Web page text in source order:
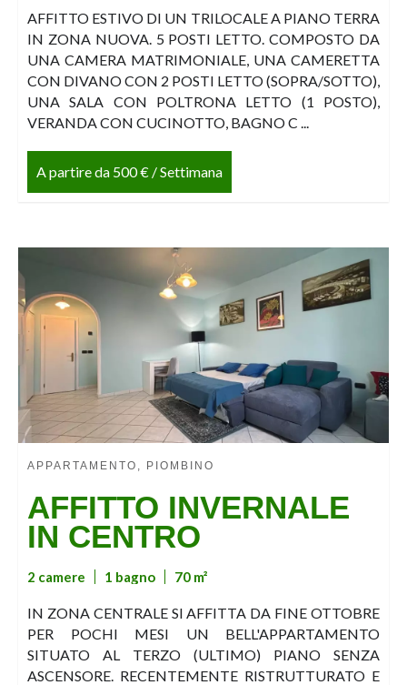
AFFITTO ESTIVO DI UN TRILOCALE A PIANO TERRA
IN ZONA NUOVA. 5 POSTI LETTO. COMPOSTO DA
UNA CAMERA MATRIMONIALE, UNA CAMERETTA
CON DIVANO CON 2 POSTI LETTO (SOPRA/SOTTO),
UNA SALA CON POLTRONA LETTO (1 POSTO),
VERANDA CON CUCINOTTO, BAGNO C ...
A partire da 500 € / Settimana
APPARTAMENTO, PIOMBINO
AFFITTO INVERNALE
IN CENTRO
2 camere 1 bagno 70 m²
IN ZONA CENTRALE SI AFFITTA DA FINE OTTOBRE
PER POCHI MESI UN BELL'APPARTAMENTO
SITUATO AL TERZO (ULTIMO) PIANO SENZA
ASCENSORE. RECENTEMENTE RISTRUTTURATO E